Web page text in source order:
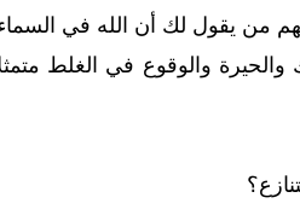
من يقول لك أن الله في السماء
والوقوع في الغلط